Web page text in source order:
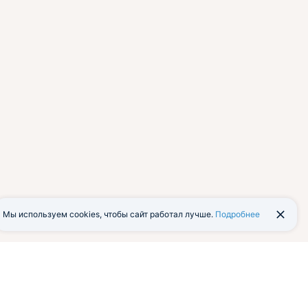
Мы используем cookies, чтобы сайт работал лучше. Подробнее